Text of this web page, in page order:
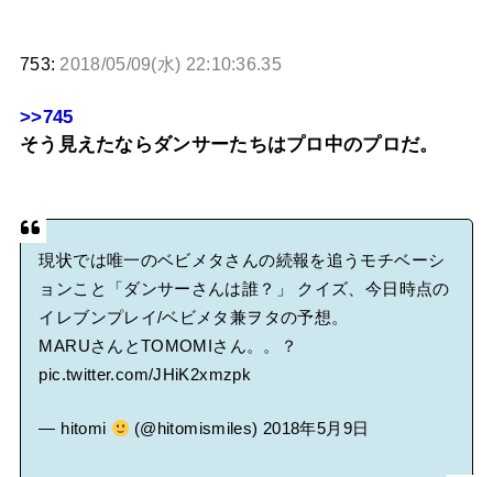
753: 2018/05/09(水) 22:10:36.35
>>745
そう見えたならダンサーたちはプロ中のプロだ。
現状では唯一のベビメタさんの続報を追うモチベーシ
ョンこと「ダンサーさんは誰？」 クイズ、今日時点の
イレブンプレイ/ベビメタ兼ヲタの予想。
MARUさんとTOMOMIさん。。？
pic.twitter.com/JHiK2xmzpk
— hitomi (@hitomismiles) 2018年5月9日